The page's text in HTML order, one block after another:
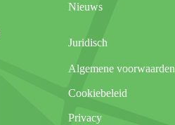
Nieuws
Juridisch
Algemene voorwaarden
Cookiebeleid
Privacy